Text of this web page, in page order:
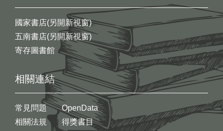
國家書店(另開新視窗)
五南書店(另開新視窗)
寄存圖書館
相關連結
常見問題
相關法規
OpenData
得獎書目